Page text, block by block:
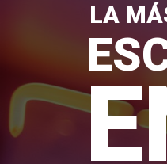
LA